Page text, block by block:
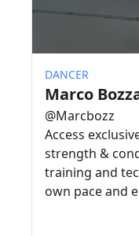
DANCER
Marco
@Marcbozz
Access
strength &
training and
own pace and